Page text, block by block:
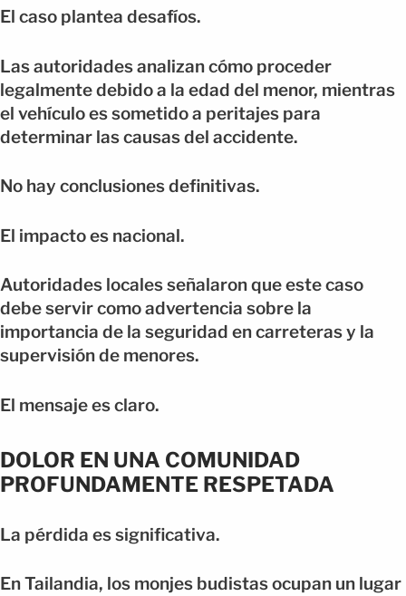
El caso plantea desafíos.
Las autoridades analizan cómo proceder
legalmente debido a la edad del menor, mientras
el vehículo es sometido a peritajes para
determinar las causas del accidente.
No hay conclusiones definitivas.
El impacto es nacional.
Autoridades locales señalaron que este caso
debe servir como advertencia sobre la
importancia de la seguridad en carreteras y la
supervisión de menores.
El mensaje es claro.
DOLOR EN UNA COMUNIDAD
PROFUNDAMENTE RESPETADA
La pérdida es significativa.
En Tailandia, los monjes budistas ocupan un lugar